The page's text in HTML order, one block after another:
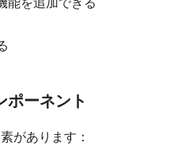
ポーネント
があります：